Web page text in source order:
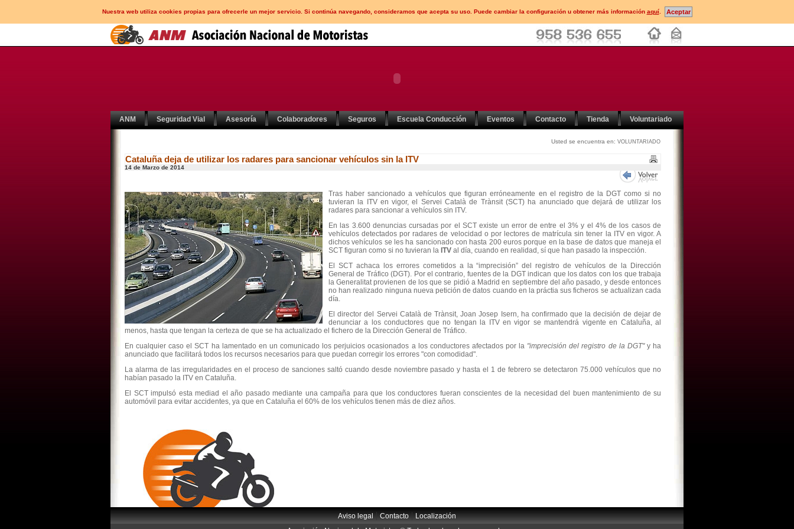
Nuestra web utiliza cookies propias para ofrecerle un mejor servicio. Si continúa navegando, consideramos que acepta su uso. Puede cambiar la configuración u obtener más información aquí.
ANM Seguridad Vial Asesoría Colaboradores Seguros Escuela Conducción Eventos Contacto Tienda Voluntariado
Usted se encuentra en: VOLUNTARIADO
Cataluña deja de utilizar los radares para sancionar vehículos sin la ITV
14 de Marzo de 2014
Tras haber sancionado a vehículos que figuran erróneamente en el registro de la DGT como si no
tuvieran la ITV en vigor, el Servei Català de Trànsit (SCT) ha anunciado que dejará de utilizar los
radares para sancionar a vehículos sin ITV.
En las 3.600 denuncias cursadas por el SCT existe un error de entre el 3% y el 4% de los casos de
vehículos detectados por radares de velocidad o por lectores de matrícula sin tener la ITV en vigor. A
dichos vehículos se les ha sancionado con hasta 200 euros porque en la base de datos que maneja el
SCT figuran como si no tuvieran la ITV al día, cuando en realidad, sí que han pasado la inspección.
El SCT achaca los errores cometidos a la “imprecisión” del registro de vehículos de la Dirección
General de Tráfico (DGT). Por el contrario, fuentes de la DGT indican que los datos con los que trabaja
la Generalitat provienen de los que se pidió a Madrid en septiembre del año pasado, y desde entonces
no han realizado ninguna nueva petición de datos cuando en la práctia sus ficheros se actualizan cada
día.
El director del Servei Català de Trànsit, Joan Josep Isern, ha confirmado que la decisión de dejar de
denunciar a los conductores que no tengan la ITV en vigor se mantendrá vigente en Cataluña, al
menos, hasta que tengan la certeza de que se ha actualizado el fichero de la Dirección General de Tráfico.
En cualquier caso el SCT ha lamentado en un comunicado los perjuicios ocasionados a los conductores afectados por la "imprecisión del registro de la DGT"y ha
anunciado que facilitará todos los recursos necesarios para que puedan corregir los errores "con comodidad".
La alarma de las irregularidades en el proceso de sanciones saltó cuando desde noviembre pasado y hasta el 1 de febrero se detectaron 75.000 vehículos que no
habían pasado la ITV en Cataluña.
El SCT impulsó esta mediad el año pasado mediante una campaña para que los conductores fueran conscientes de la necesidad del buen mantenimiento de su
automóvil para evitar accidentes, ya que en Cataluña el 60% de los vehículos tienen más de diez años.
Aviso legal|Contacto|Localización